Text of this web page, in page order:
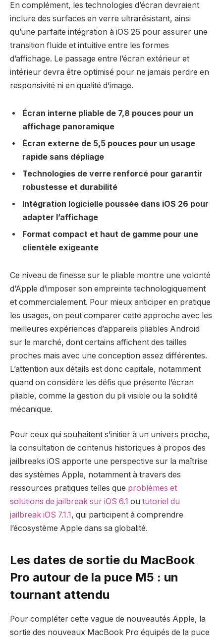
En complément, les technologies d’écran devraient
inclure des surfaces en verre ultrarésistant, ainsi
qu’une parfaite intégration à iOS 26 pour assurer une
transition fluide et intuitive entre les formes
d’affichage. Le passage entre l’écran extérieur et
intérieur devra être optimisé pour ne jamais perdre en
responsivité ni en qualité d’image.
Écran interne pliable de 7,8 pouces pour un
affichage panoramique
Écran externe de 5,5 pouces pour un usage
rapide sans dépliage
Technologies de verre renforcé pour garantir
robustesse et durabilité
Intégration logicielle poussée dans iOS 26 pour
adapter l’affichage
Format compact et haut de gamme pour une
clientèle exigeante
Ce niveau de finesse sur le pliable montre une volonté
d’Apple d’imposer son empreinte technologiquement
et commercialement. Pour mieux anticiper en pratique
les usages, on peut comparer cette approche avec les
meilleures expériences d’appareils pliables Android
sur le marché, dont certains affichent des tailles
proches mais avec une conception assez différentes.
L’attention aux détails est donc capitale, notamment
quand on considère les défis que présente l’écran
pliable, comme la gestion du pli visible ou la solidité
mécanique.
Pour ceux qui souhaitent s’initier à un univers proche,
la consultation de contenus historiques à propos des
jailbreaks iOS apporte une perspective sur la maîtrise
des systèmes Apple, notamment à travers des
ressources pratiques telles que problèmes et
solutions de jailbreak sur iOS 6.1 ou tutoriel du
jailbreak iOS 7.1.1 , qui participent à comprendre
l’écosystème Apple dans sa globalité.
Les dates de sortie du MacBook
Pro autour de la puce M5 : un
tournant attendu
Pour compléter cette vague de nouveautés Apple, la
sortie des nouveaux MacBook Pro équipés de la puce